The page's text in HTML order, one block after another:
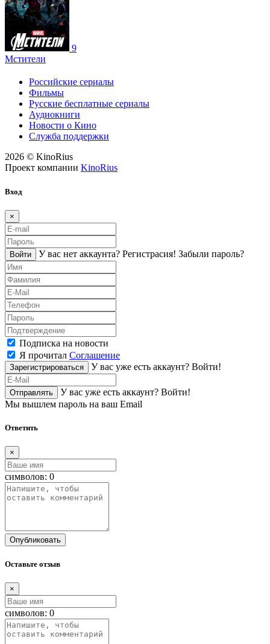
9
Мстители
Российские сериалы
Фильмы
Русские бесплатные сериалы
Аудиокниги
Новости о Кино
Служба поддержки
2026 © KinoRius
Проект компании KinoRius
Вход
×
Войти У вас нет аккаунта? Регистраcия! Забыли пароль?
Подписка на новости
Я прочитал Соглашение
Зарегистрироваться У вас уже есть аккаунт? Войти!
Отправлять У вас уже есть аккаунт? Войти!
Мы вышлем пароль на ваш Email
Ответить
×
символов: 0
Опубликовать
Оставьте отзыв
×
символов: 0